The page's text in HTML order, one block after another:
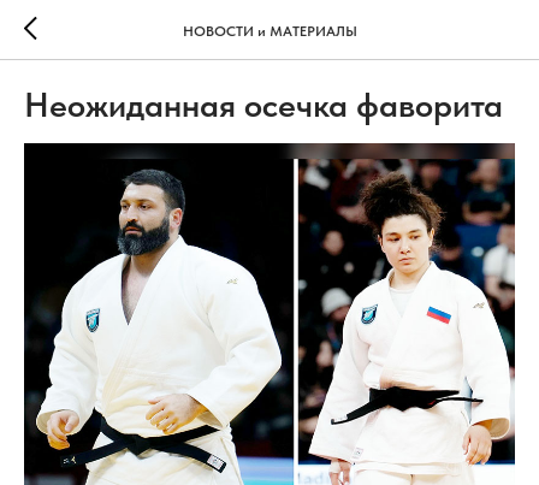
НОВОСТИ и МАТЕРИАЛЫ
Неожиданная осечка фаворита